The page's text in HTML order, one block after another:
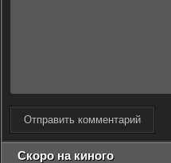
Отправить комментарий
Скоро на киного